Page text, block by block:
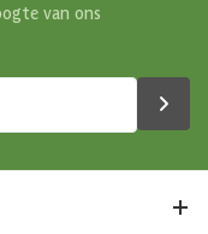
van ons